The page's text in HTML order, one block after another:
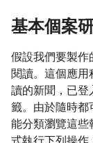
基本個案
假設我們要製作
閱讀。這個應用
讀的新聞，已登
籤。由於隨時都
能分類瀏覽這些